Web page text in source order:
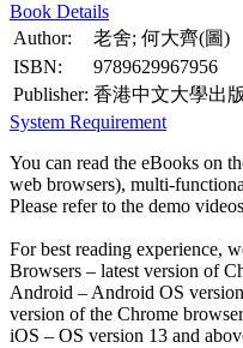
Book Details
Author:
老舍; 何大齊(圖)
ISBN:
9789629967956
Publisher: 香港中文大學出
System Requirement
You can read the eBooks on
web browsers), multi-
Please refer to the demo
For best reading experience,
Browsers – latest version of
Android – Android OS
version of the Chrome
iOS – OS version 13 and